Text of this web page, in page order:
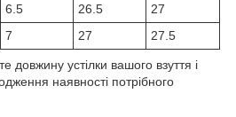
6.5 26.5
27
7 27 27.5
довжину устілки вашого взуття і
наявності потрібного